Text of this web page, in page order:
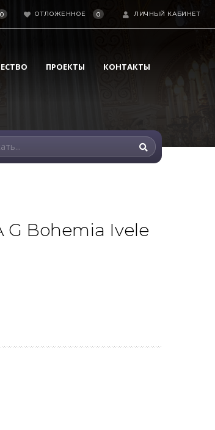
0 ОТЛОЖЕННОЕ 0 ЛИЧНЫЙ КАБИНЕТ
ПРОЕКТЫ КОНТАКТЫ
G Bohemia Ivele